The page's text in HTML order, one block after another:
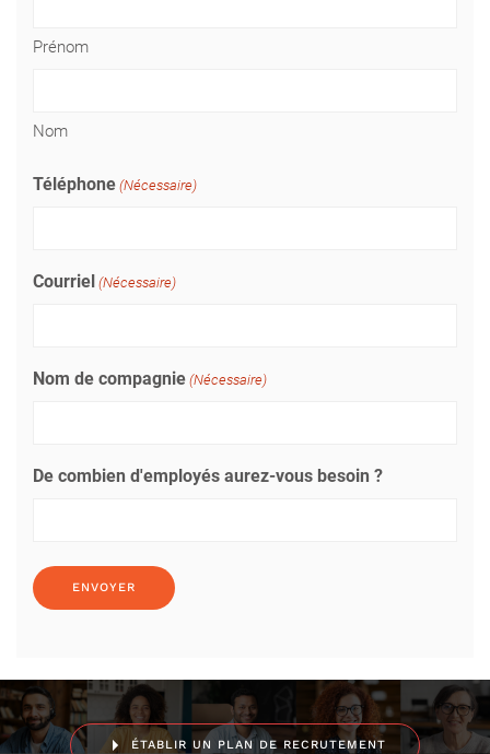
Prénom
Nom
Téléphone (Nécessaire)
Courriel (Nécessaire)
Nom de compagnie (Nécessaire)
De combien d'employés aurez-vous besoin ?
ÉTABLIR UN PLAN DE RECRUTEMENT